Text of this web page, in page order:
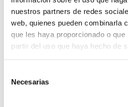
nuestros partners de redes
web, quienes pueden combinarla
que les haya proporcionado o que
partir del uso que haya hecho de
Necesarias
su entorno natural,
la